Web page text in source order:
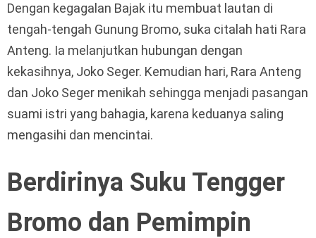
Dengan kegagalan Bajak itu membuat lautan di
tengah-tengah Gunung Bromo, suka citalah hati Rara
Anteng. Ia melanjutkan hubungan dengan
kekasihnya, Joko Seger. Kemudian hari, Rara Anteng
dan Joko Seger menikah sehingga menjadi pasangan
suami istri yang bahagia, karena keduanya saling
mengasihi dan mencintai.
Berdirinya Suku Tengger
Bromo dan Pemimpin